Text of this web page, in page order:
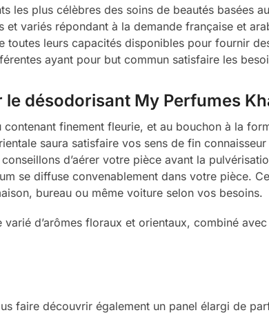
les plus célèbres des soins de beautés basées
variés répondant à la demande française et
toutes leurs capacités disponibles pour fournir
ayant pour but commun satisfaire les
désodorisant My Perfumes
finement fleurie, et au bouchon à la
saura satisfaire vos sens de fin
d’aérer votre pièce avant la
se diffuse convenablement dans votre pièce.
bureau ou même voiture selon vos besoins.
d’arômes floraux et orientaux, combiné
faire découvrir également un panel élargi de